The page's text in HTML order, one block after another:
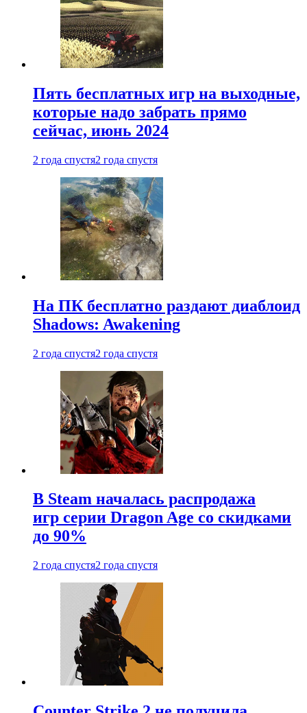
Пять бесплатных игр на выходные,
которые надо забрать прямо
сейчас, июнь 2024
2 года спустя2 года спустя
На ПК бесплатно раздают диаблоид
Shadows: Awakening
2 года спустя2 года спустя
В Steam началась распродажа
игр серии Dragon Age со скидками
до 90%
2 года спустя2 года спустя